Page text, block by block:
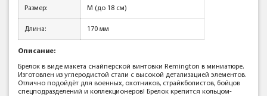
Размер: M (до 18 см)
Длина: 170 мм
Описание:
Брелок в виде макета снайперской винтовки Remington в миниатюре.
Изготовлен из углеродистой стали с высокой детализацией элементов.
Отлично подойдёт для военных, охотников, страйкболистов, бойцов
спецподразделений и коллекционеров! Брелок крепится кольцом-